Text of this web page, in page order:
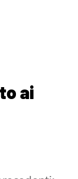
ai